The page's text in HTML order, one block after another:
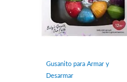
Gusanito para Armar y
Desarmar